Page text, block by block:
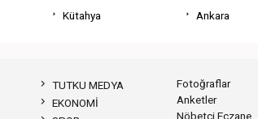
Kütahya Ankara
TUTKU MEDYA
EKONOMİ
Fotoğraflar
Anketler
Nöbetçi Eczane